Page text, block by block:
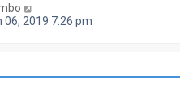
06, 2019 7:26 pm